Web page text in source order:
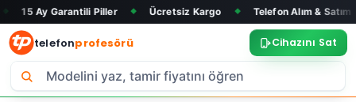
Piller ◆ Ücretsiz Kargo ◆ Telefon Alım & Satım ◆ Tüm
telefonprofesörü Cihazını Sat